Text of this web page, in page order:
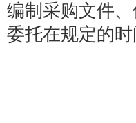
编制采购文件
委托在规定的